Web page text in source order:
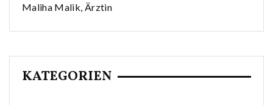
Maliha Malik, Ärztin
KATEGORIEN